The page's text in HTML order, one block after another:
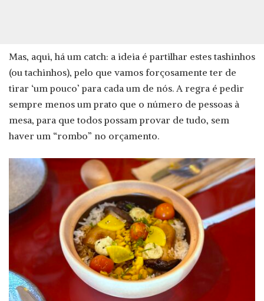
Mas, aqui, há um catch: a ideia é partilhar estes tashinhos
(ou tachinhos), pelo que vamos forçosamente ter de
tirar ‘um pouco’ para cada um de nós. A regra é pedir
sempre menos um prato que o número de pessoas à
mesa, para que todos possam provar de tudo, sem
haver um “rombo” no orçamento.